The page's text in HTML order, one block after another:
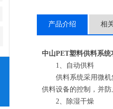
产品介绍 相
中山PET塑料供料系统
1、自动供料
供料系统采用微机集
供料设备的控制，并
2、除湿干燥